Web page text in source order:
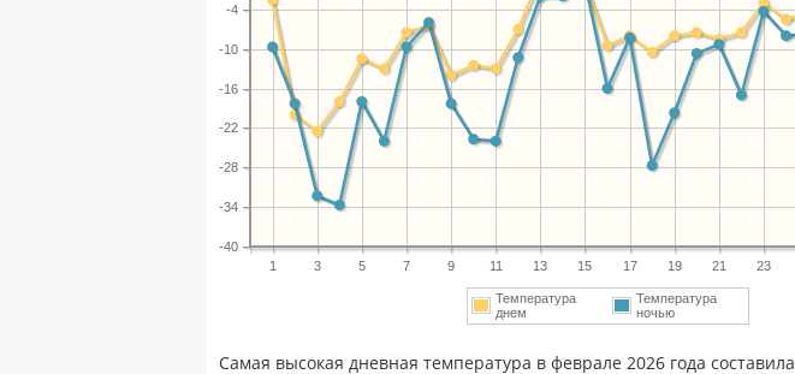
1 3 5 7 9 11 13 15 17 19 21 23
-40
-34
-28
-22
-16
-10
-4
Температура
днем
Температура
ночью
Самая высокая дневная температура в феврале 2026 года составила